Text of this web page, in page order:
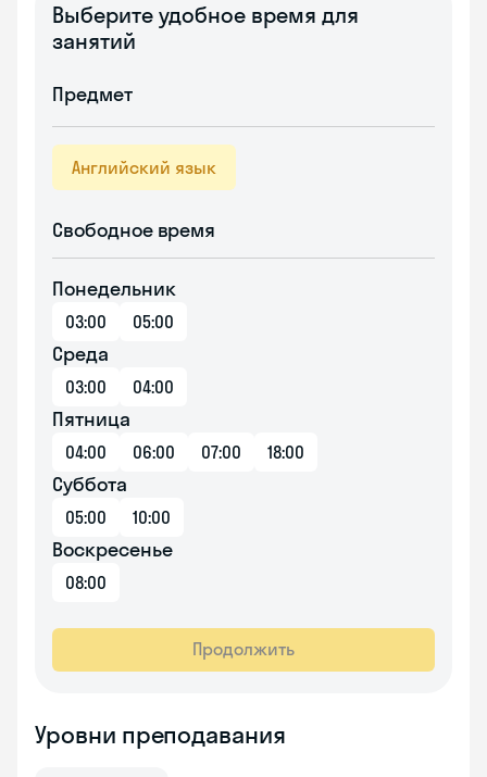
Выберите удобное время для
занятий
Предмет
Английский язык
Свободное время
Понедельник
03:00 05:00
Среда
03:00 04:00
Пятница
04:00 06:00 07:00 18:00
Суббота
05:00 10:00
Воскресенье
08:00
Продолжить
Уровни преподавания